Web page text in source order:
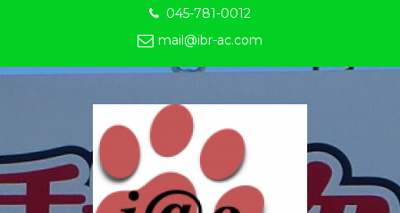
045-781-0012
mail@ibr-ac.com